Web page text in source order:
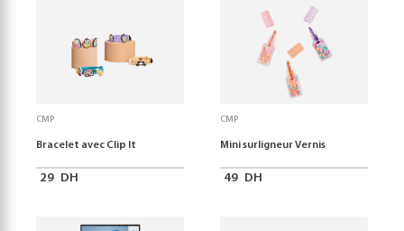
CMP
Bracelet avec Clip It
29 DH
CMP
Mini surligneur Vernis
49 DH